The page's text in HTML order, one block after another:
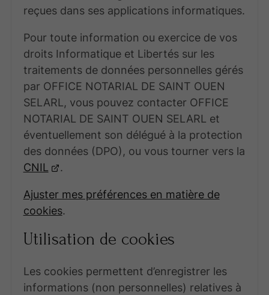
reçues dans ses applications informatiques.
Pour toute information ou exercice de vos
droits Informatique et Libertés sur les
traitements de données personnelles gérés
par OFFICE NOTARIAL DE SAINT OUEN
SELARL, vous pouvez contacter OFFICE
NOTARIAL DE SAINT OUEN SELARL et
éventuellement son délégué à la protection
des données (DPO), ou vous tourner vers la
CNIL
.
Ajuster mes préférences en matière de
cookies.
Utilisation de cookies
Les cookies permettent d’enregistrer les
informations (non personnelles) relatives à